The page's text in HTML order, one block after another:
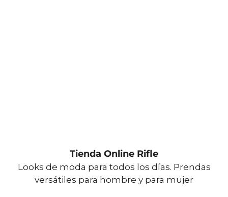
Tienda Online Rifle
Looks de moda para todos los días. Prendas
versátiles para hombre y para mujer